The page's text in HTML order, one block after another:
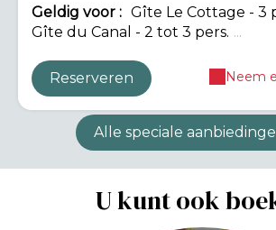
Geldig voor : Gîte Le Cottage - 3
Gîte du Canal - 2 tot 3 pers. ...
Reserveren Neem
Alle speciale
U kunt ook